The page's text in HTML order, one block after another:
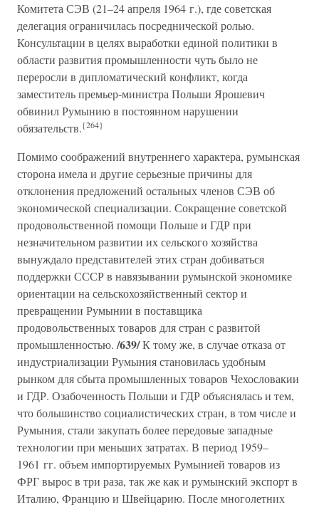
Комитета СЭВ (21–24 апреля 1964 г.), где советская
делегация ограничилась посреднической ролью.
Консультации в целях выработки единой политики в
области развития промышленности чуть было не
переросли в дипломатический конфликт, когда
заместитель премьер-министра Польши Ярошевич
обвинил Румынию в постоянном нарушении
обязательств.{264}
Помимо соображений внутреннего характера, румынская
сторона имела и другие серьезные причины для
отклонения предложений остальных членов СЭВ об
экономической специализации. Сокращение советской
продовольственной помощи Польше и ГДР при
незначительном развитии их сельского хозяйства
вынуждало представителей этих стран добиваться
поддержки СССР в навязывании румынской экономике
ориентации на сельскохозяйственный сектор и
превращении Румынии в поставщика
продовольственных товаров для стран с развитой
промышленностью. /639/К тому же, в случае отказа от
индустриализации Румыния становилась удобным
рынком для сбыта промышленных товаров Чехословакии
и ГДР. Озабоченность Польши и ГДР объяснялась и тем,
что большинство социалистических стран, в том числе и
Румыния, стали закупать более передовые западные
технологии при меньших затратах. В период 1959–
1961 гг. объем импортируемых Румынией товаров из
ФРГ вырос в три раза, так же как и румынский экспорт в
Италию, Францию и Швейцарию. После многолетних